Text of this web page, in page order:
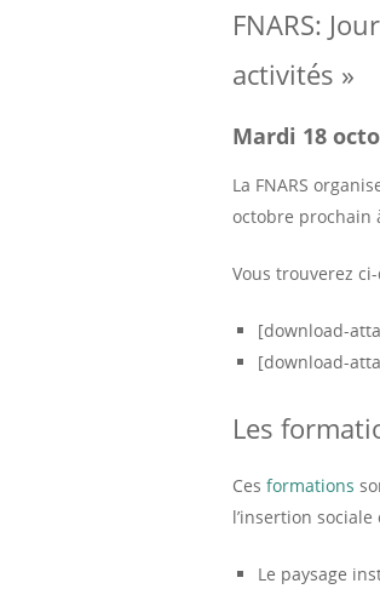
FNARS:
activités »
Mardi 18
La FNARS
octobre prochain
Vous trouverez
[download-
[download-
Les
Ces formations
l’insertion
Le paysage